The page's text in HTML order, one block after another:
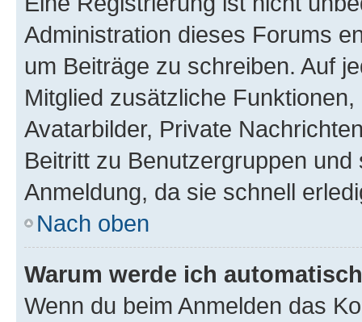
Administration dieses Forums
um Beiträge zu schreiben. Auf
Mitglied zusätzliche
Avatarbilder, Private
Beitritt zu Benutzergruppen
Anmeldung, da sie schnell
Nach oben
Warum werde ich
Wenn du beim Anmelden das